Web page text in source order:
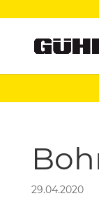
29.04.2020